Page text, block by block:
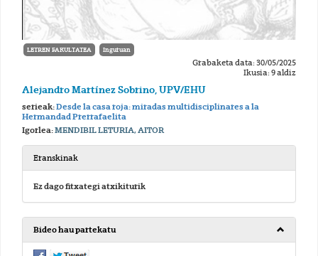
LETREN FAKULTATEA Inguruan
Grabaketa data: 30/05/2025
Ikusia: 9 aldiz
Alejandro Martínez Sobrino, UPV/EHU
serieak:Desde la casa roja: miradas multidisciplinares a la
Hermandad Prerrafaelita
Igorlea:MENDIBIL LETURIA, AITOR
Eranskinak
Ez dago fitxategi atxikiturik
Bideo hau partekatu